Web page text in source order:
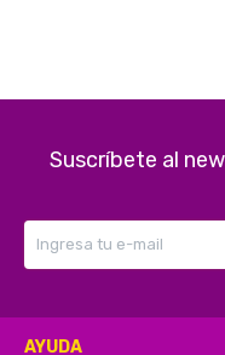
Suscríbete al
AYUDA